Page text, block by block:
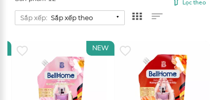
Lọc theo
Sắp xếp:
NEW